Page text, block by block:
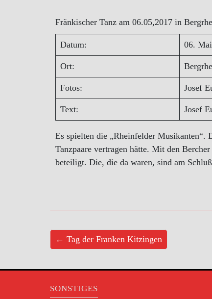
Fränkischer Tanz am 06.05,2017 in
Datum: 06.
Ort:
Fotos: Josef
Text: Josef
Es spielten die „Rheinfelder Musikanten“.
Tanzpaare vertragen hätte. Mit den
beteiligt. Die, die da waren, sind am
← Tag der Franken Kitzingen
SONSTIGES